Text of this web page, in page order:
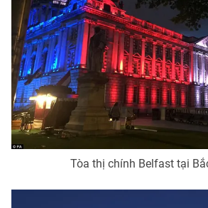
Tòa thị chính Belfast tại